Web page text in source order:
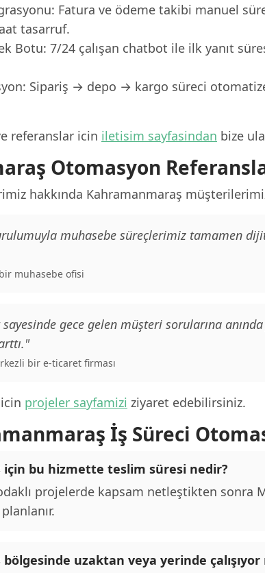
Fatura ve ödeme takibi manuel
tasarruf.
Botu: 7/24 çalışan chatbot ile ilk yanıt
Sipariş → depo → kargo süreci
referanslar icin iletisim sayfasindan bize
Otomasyon
hakkında Kahramanmaraş
muhasebe süreçlerimiz tamamen
muhasebe ofisi
gece gelen müşteri sorularına
bir e-ticaret firması
projeler sayfamizi ziyaret edebilirsiniz.
İş Süreci
bu hizmette teslim süresi nedir?
projelerde kapsam netleştikten sonra
uzaktan veya yerinde çalışıyor